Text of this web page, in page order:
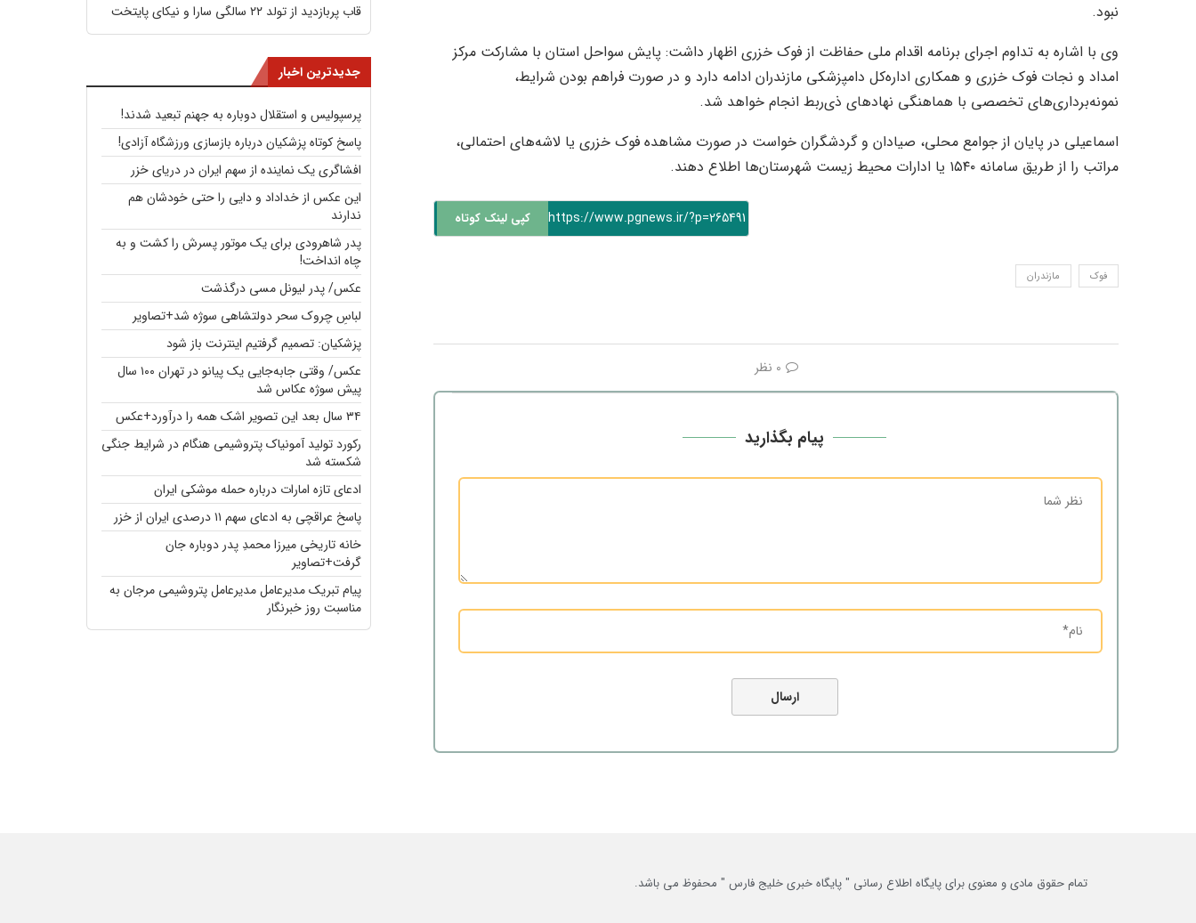
نبود.
وی با اشاره به تداوم اجرای برنامه اقدام ملی حفاظت از فوک خزری اظهار داشت: پایش سواحل استان با مشارکت مرکز
امداد و نجات فوک خزری و همکاری اداره‌کل دامپزشکی مازندران ادامه دارد و در صورت فراهم بودن شرایط،
نمونه‌برداری‌های تخصصی با هماهنگی نهادهای ذی‌ربط انجام خواهد شد.
اسماعیلی در پایان از جوامع محلی، صیادان و گردشگران خواست در صورت مشاهده فوک خزری یا لاشه‌های احتمالی،
مراتب را از طریق سامانه ۱۵۴۰ یا ادارات محیط زیست شهرستان‌ها اطلاع دهند.
https://www.pgnews.ir/?p=265491 کپی لینک کوتاه
فوک مازندران
0 نظر
پیام بگذارید
قاب پربازدید از تولد ۲۲ سالگی سارا و نیکای پایتخت
جدیدترین اخبار
پرسپولیس و استقلال دوباره به جهنم تبعید شدند!
پاسخ کوتاه پزشکیان درباره بازسازی ورزشگاه آزادی!
افشاگری یک نماینده از سهم ایران در دریای خزر
این عکس از خداداد و دایی را حتی خودشان هم
ندارند
پدر شاهرودی برای یک موتور پسرش را کشت و به
چاه انداخت!
عکس/ پدر لیونل مسی درگذشت
لباسِ چروک سحر دولتشاهی سوژه شد+تصاویر
پزشکیان: تصمیم گرفتیم اینترنت باز شود
عکس/ وقتی جابه‌جایی یک پیانو در تهران ۱۰۰ سال
پیش سوژه عکاس شد
۳۴ سال بعد این تصویر اشک همه را درآورد+عکس
رکورد تولید آمونیاک پتروشیمی هنگام در شرایط جنگی
شکسته شد
ادعای تازه امارات درباره حمله موشکی ایران
پاسخ عراقچی به ادعای سهم ۱۱ درصدی ایران از خزر
خانه تاریخی میرزا محمدِ پدر دوباره جان
گرفت+تصاویر
پیام تبریک مدیرعامل مدیرعامل پتروشیمی مرجان به
مناسبت روز خبرنگار
تمام حقوق مادی و معنوی برای پایگاه اطلاع رسانی " پایگاه خبری خلیج فارس " محفوظ می باشد.